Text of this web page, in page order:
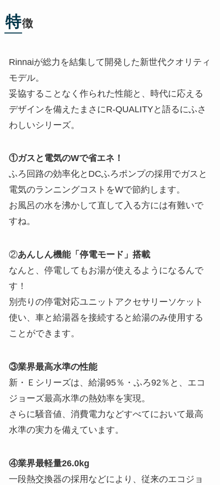
特徴
Rinnaiが総力を結集して開発した新世代クオリティ
モデル。
妥協することなく作られた性能と、時代に応える
デザインを備えたまさにR-QUALITYと語るにふさ
わしいシリーズ。
①ガスと電気のWで省エネ！
ふろ回路の効率化とDCふろポンプの採用でガスと
電気のランニングコストをWで節約します。
お風呂の水を沸かして直して入る方には有難いで
すね。
②あんしん機能「停電モード」搭載
なんと、停電してもお湯が使えるようになるんで
す！
別売りの停電対応ユニットアクセサリーソケット
使い、車と給湯器を接続すると給湯のみ使用する
ことができます。
③業界最高水準の性能
新・Ｅシリーズは、給湯95％・ふろ92％と、エコ
ジョーズ最高水準の熱効率を実現。
さらに騒音値、消費電力などすべてにおいて最高
水準の実力を備えています。
④業界最軽量26.0kg
一段熱交換器の採用などにより、従来のエコジョ